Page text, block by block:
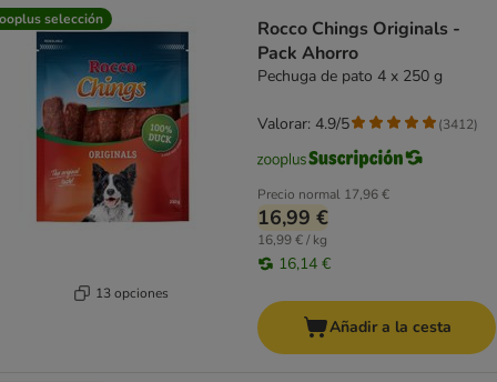
selección
13 opciones
Rocco Chings Originals -
Pack Ahorro
Pechuga de pato 4 x 250 g
Precio normal 17,96 €
16,99 €
16,99 € / kg
16,14 €
Valorar: 4.9/5 (3412)
Añadir a la cesta